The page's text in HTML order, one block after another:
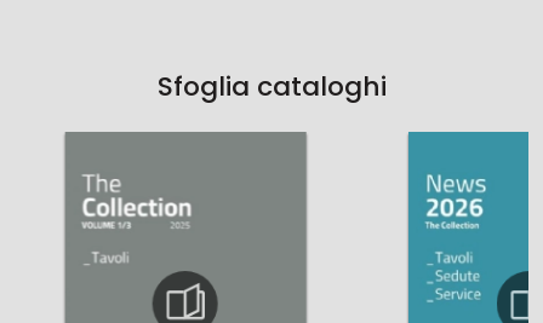
Sfoglia cataloghi